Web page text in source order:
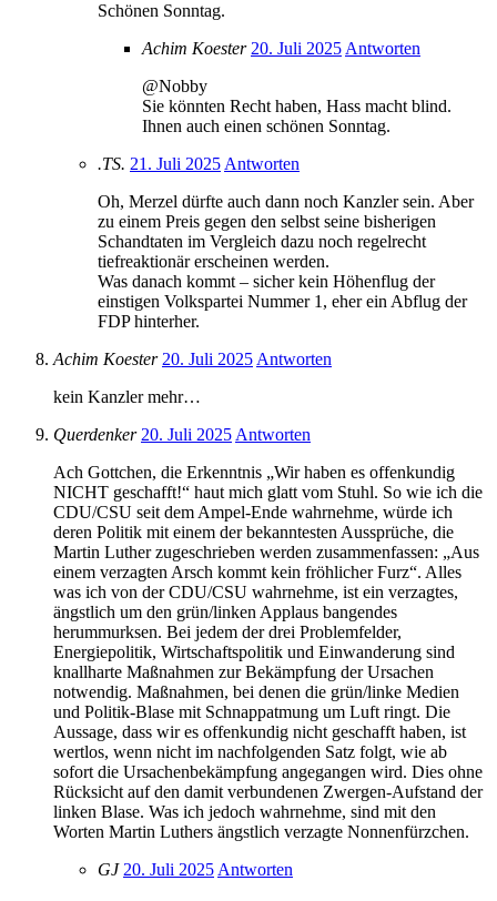
Schönen Sonntag.
Achim Koester 20. Juli 2025 Antworten
@Nobby
Sie könnten Recht haben, Hass macht blind.
Ihnen auch einen schönen Sonntag.
.TS. 21. Juli 2025 Antworten
Oh, Merzel dürfte auch dann noch Kanzler sein. Aber
zu einem Preis gegen den selbst seine bisherigen
Schandtaten im Vergleich dazu noch regelrecht
tiefreaktionär erscheinen werden.
Was danach kommt – sicher kein Höhenflug der
einstigen Volkspartei Nummer 1, eher ein Abflug der
FDP hinterher.
Achim Koester 20. Juli 2025 Antworten
kein Kanzler mehr…
Querdenker 20. Juli 2025 Antworten
Ach Gottchen, die Erkenntnis „Wir haben es offenkundig
NICHT geschafft!“ haut mich glatt vom Stuhl. So wie ich die
CDU/CSU seit dem Ampel-Ende wahrnehme, würde ich
deren Politik mit einem der bekanntesten Aussprüche, die
Martin Luther zugeschrieben werden zusammenfassen: „Aus
einem verzagten Arsch kommt kein fröhlicher Furz“. Alles
was ich von der CDU/CSU wahrnehme, ist ein verzagtes,
ängstlich um den grün/linken Applaus bangendes
herummurksen. Bei jedem der drei Problemfelder,
Energiepolitik, Wirtschaftspolitik und Einwanderung sind
knallharte Maßnahmen zur Bekämpfung der Ursachen
notwendig. Maßnahmen, bei denen die grün/linke Medien
und Politik-Blase mit Schnappatmung um Luft ringt. Die
Aussage, dass wir es offenkundig nicht geschafft haben, ist
wertlos, wenn nicht im nachfolgenden Satz folgt, wie ab
sofort die Ursachenbekämpfung angegangen wird. Dies ohne
Rücksicht auf den damit verbundenen Zwergen-Aufstand der
linken Blase. Was ich jedoch wahrnehme, sind mit den
Worten Martin Luthers ängstlich verzagte Nonnenfürzchen.
GJ 20. Juli 2025 Antworten